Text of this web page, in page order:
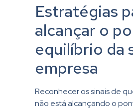
Estratégias
alcançar o
equilíbrio da
empresa
Reconhecer os sinais de
não está alcançando o